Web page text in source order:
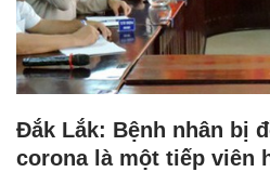
Đắk Lắk: Bệnh nhân bị
corona là một tiếp viên